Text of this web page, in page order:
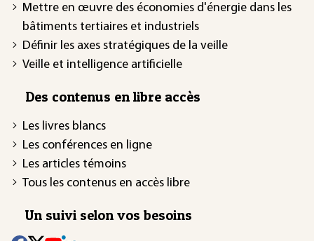
Mettre en œuvre des économies d'énergie dans les
bâtiments tertiaires et industriels
Définir les axes stratégiques de la veille
Veille et intelligence artificielle
Des contenus en libre accès
Les livres blancs
Les conférences en ligne
Les articles témoins
Tous les contenus en accès libre
Un suivi selon vos besoins